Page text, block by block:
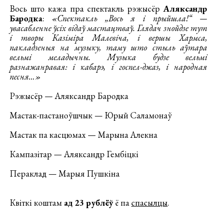
Вось што кажа пра спектакль рэжысёр Аляксандр
Бародка: «Спектакль „Вось я і прыйшла!“ —
увасабленне ўсіх відаў мастацтваў. Глядач знойдзе тут
і творы Казіміра Малевіча, і вершы Хармса,
пакладзеныя на музыку, таму што стыль аўтара
вельмі меладычны. Музыка будзе вельмі
разнажанравая: і кабарэ, і госпел-джаз, і народная
песня...»
Рэжысёр — Аляксандр Бародка
Мастак-пастаноўшчык — Юрый Саламонаў
Мастак па касцюмах — Марына Алекна
Кампазітар — Аляксандр Гембіцкі
Пераклад — Марыя Пушкіна
Квіткі коштам ад 23 рублёўё паспасылцы.